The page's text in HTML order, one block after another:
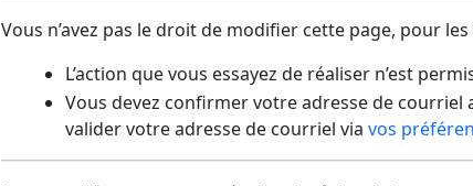
Vous n’avez pas le droit de modifier cette page, pour
L’action que vous essayez de réaliser n’est
Vous devez confirmer votre adresse de
valider votre adresse de courriel via vos